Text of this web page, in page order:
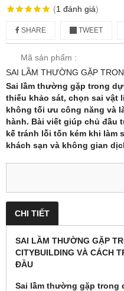
(1 đánh giá)
SHARE TWEET
Mã sản phẩm :
SAI LẦM THƯỜNG GẶP
Sai lầm thường gặp trong
thiếu khảo sát, chọn sai vật
không tối ưu công năng và
hành. Bài viết giúp chủ đầu
kế tránh lỗi tốn kém khi làm
khách sạn và không gian
CHI TIẾT
SAI LẦM THƯỜNG GẶP
CITYBUILDING VÀ CÁCH
ĐẦU
Sai lầm thường gặp